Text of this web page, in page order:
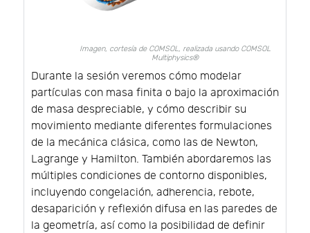
Imagen, cortesía de COMSOL, realizada usando COMSOL
Multiphysics®
Durante la sesión veremos cómo modelar
partículas con masa finita o bajo la aproximación
de masa despreciable, y cómo describir su
movimiento mediante diferentes formulaciones
de la mecánica clásica, como las de Newton,
Lagrange y Hamilton. También abordaremos las
múltiples condiciones de contorno disponibles,
incluyendo congelación, adherencia, rebote,
desaparición y reflexión difusa en las paredes de
la geometría, así como la posibilidad de definir